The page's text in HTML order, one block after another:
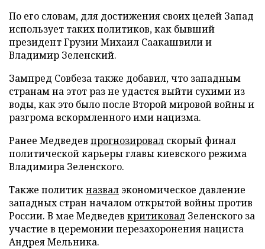
По его словам, для достижения своих целей Запад
использует таких политиков, как бывший
президент Грузии Михаил Саакашвили и
Владимир Зеленский.
Зампред Совбеза также добавил, что западным
странам на этот раз не удастся выйти сухими из
воды, как это было после Второй мировой войны и
разгрома вскормленного ими нацизма.
Ранее Медведев прогнозировал скорый финал
политической карьеры главы киевского режима
Владимира Зеленского.
Также политикназвал экономическое давление
западных стран началом открытой войны против
России. В мае Медведев критиковал Зеленского за
участие в церемонии перезахоронения нациста
Андрея Мельника.